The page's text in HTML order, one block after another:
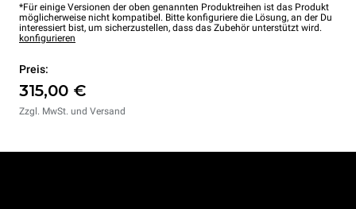
*Für einige Versionen der oben genannten Produktreihen ist das Produkt
möglicherweise nicht kompatibel. Bitte konfiguriere die Lösung, an der Du
interessiert bist, um sicherzustellen, dass das Zubehör unterstützt wird.
konfigurieren
Preis:
315,00 €
Zzgl. MwSt. und Versand